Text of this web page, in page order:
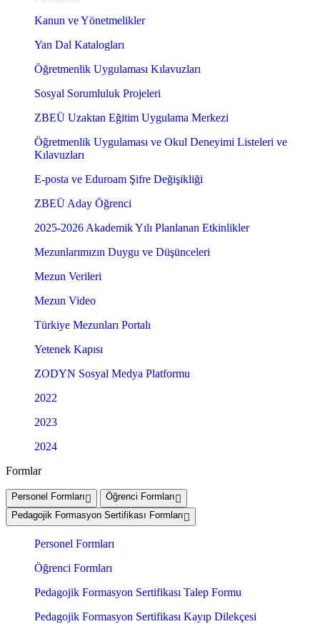
Kanun ve Yönetmelikler
Yan Dal Katalogları
Öğretmenlik Uygulaması Kılavuzları
Sosyal Sorumluluk Projeleri
ZBEÜ Uzaktan Eğitim Uygulama Merkezi
Öğretmenlik Uygulaması ve Okul Deneyimi Listeleri ve
Kılavuzları
E-posta ve Eduroam Şifre Değişikliği
ZBEÜ Aday Öğrenci
2025-2026 Akademik Yılı Planlanan Etkinlikler
Mezunlarımızın Duygu ve Düşünceleri
Mezun Verileri
Mezun Video
Türkiye Mezunları Portalı
Yetenek Kapısı
ZODYN Sosyal Medya Platformu
2022
2023
2024
Formlar
Personel Formları
Öğrenci Formları
Pedagojik Formasyon Sertifikası Formları
Personel Formları
Öğrenci Formları
Pedagojik Formasyon Sertifikası Talep Formu
Pedagojik Formasyon Sertifikası Kayıp Dilekçesi